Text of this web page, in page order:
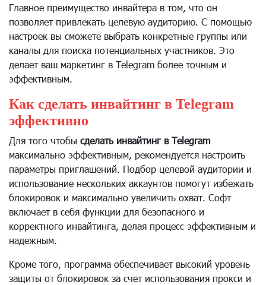
Главное преимущество инвайтера в том, что он
позволяет привлекать целевую аудиторию. С помощью
настроек вы сможете выбрать конкретные группы или
каналы для поиска потенциальных участников. Это
делает ваш маркетинг в Telegram более точным и
эффективным.
Как сделать инвайтинг в Telegram
эффективно
Для того чтобы сделать инвайтинг в Telegram
максимально эффективным, рекомендуется настроить
параметры приглашений. Подбор целевой аудитории и
использование нескольких аккаунтов помогут избежать
блокировок и максимально увеличить охват. Софт
включает в себя функции для безопасного и
корректного инвайтинга, делая процесс эффективным и
надежным.
Кроме того, программа обеспечивает высокий уровень
защиты от блокировок за счет использования прокси и